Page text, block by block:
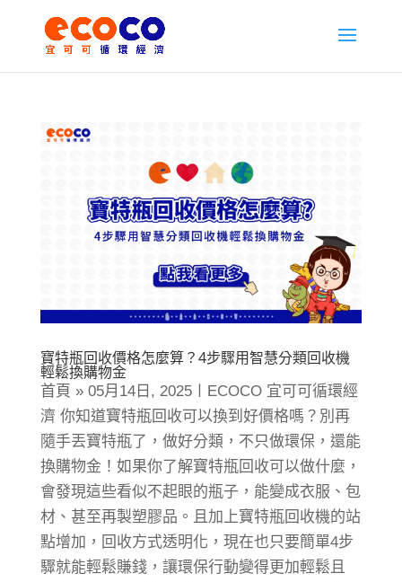
寶特瓶回收價格怎麼算？4步驟用智慧分類回收機
輕鬆換購物金
首頁 » 05月14日, 2025〡ECOCO 宜可可循環經
濟 你知道寶特瓶回收可以換到好價格嗎？別再
隨手丟寶特瓶了，做好分類，不只做環保，還能
換購物金！如果你了解寶特瓶回收可以做什麼，
會發現這些看似不起眼的瓶子，能變成衣服、包
材、甚至再製塑膠品。且加上寶特瓶回收機的站
點增加，回收方式透明化，現在也只要簡單4步
驟就能輕鬆賺錢，讓環保行動變得更加輕鬆且